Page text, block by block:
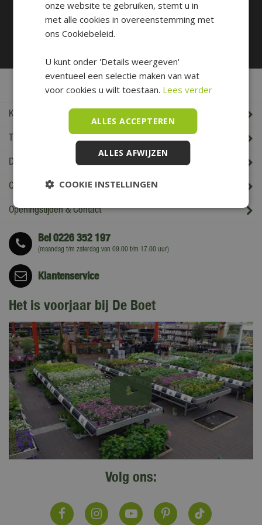
Betaal makkelijk en veilig
De Boet Service
Klantenservice
Tuincentrum De Boet
De Boet klantenkaart
Cadeaukaart saldo check
Openingstijden & Contact
Bel0226 352 197
(maandag t/m zaterdag van 09.00 t/m 17.00 uur)
Klantenservice
Het is voorjaar bij De Boet
Volg ons:
onze website te gebruiken, stemt u in
met alle cookies in overeenstemming met
ons Cookiebeleid.
U kunt onder 'Details weergeven'
eventueel een selectie maken van wat
voor cookies u wilt toestaan. Lees verder
ALLES ACCEPTEREN
ALLES AFWIJZEN
COOKIE INSTELLINGEN